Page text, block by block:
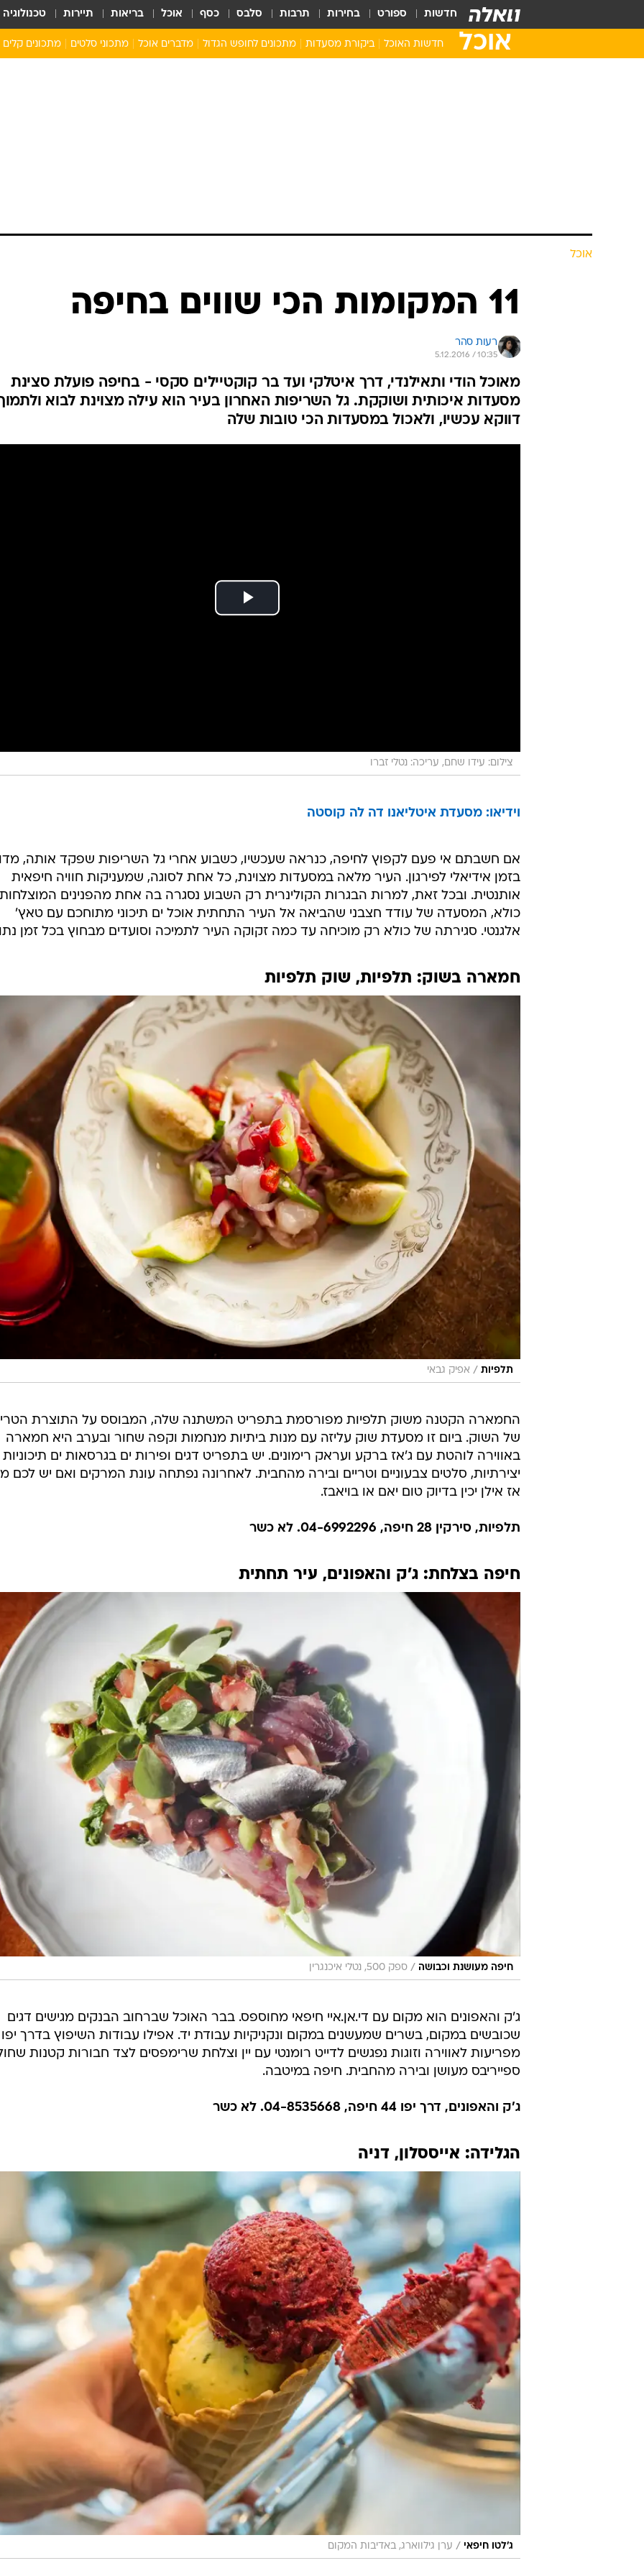
חדשות ספורט בחירות תרבות סלבס כסף אוכל בריאות תיירות טכנולוגיה
אוכל חדשות האוכל ביקורת מסעדות מתכונים לחופש הגדול מדברים אוכל מתכוני סלטים מתכונים קלים
אוכל
11 המקומות הכי שווים בחיפה
רעות סהר
5.12.2016 / 10:35
מאוכל הודי ותאילנדי, דרך איטלקי ועד בר קוקטיילים סקסי - בחיפה פועלת סצינת
מסעדות איכותית ושוקקת. גל השריפות האחרון בעיר הוא עילה מצוינת לבוא
דווקא עכשיו, ולאכול במסעדות הכי טובות שלה
צילום: עידו שחם, עריכה: נטלי זברו
וידיאו: מסעדת איטליאנו דה לה קוסטה
אם חשבתם אי פעם לקפוץ לחיפה, כנראה שעכשיו, כשבוע אחרי גל השריפות שפקד אותה,
בזמן אידיאלי לפירגון. העיר מלאה במסעדות מצוינת, כל אחת לסוגה, שמעניקות חוויה חיפאית
אותנטית. ובכל זאת, למרות הבגרות הקולינרית רק השבוע נסגרה בה אחת מהפנינים
כולא, המסעדה של עודד חצבני שהביאה אל העיר התחתית אוכל ים תיכוני מתוחכם עם טאץ'
אלגנטי. סגירתה של כולא רק מוכיחה עד כמה זקוקה העיר לתמיכה וסועדים מבחוץ בכל זמן
חמארה בשוק: תלפיות, שוק תלפיות
תלפיות / אפיק גבאי
החמארה הקטנה משוק תלפיות מפורסמת בתפריט המשתנה שלה, המבוסס על התוצרת
של השוק. ביום זו מסעדת שוק עליזה עם מנות ביתיות מנחמות וקפה שחור ובערב היא חמארה
באווירה לוהטת עם ג'אז ברקע ועראק רימונים. יש בתפריט דגים ופירות ים בגרסאות ים תיכוניות
יצירתיות, סלטים צבעוניים וטריים ובירה מהחבית. לאחרונה נפתחה עונת המרקים ואם יש לכם
אז אילן יכין בדיוק טום יאם או בויאבז.
תלפיות, סירקין 28 חיפה, 04-6992296. לא כשר
חיפה בצלחת: ג'ק והאפונים, עיר תחתית
חיפה מעושנת וכבושה / ספק 500, נטלי איכנגרין
ג'ק והאפונים הוא מקום עם די.אן.איי חיפאי מחוספס. בבר האוכל שברחוב הבנקים מגישים דגים
שכובשים במקום, בשרים שמעשנים במקום ונקניקיות עבודת יד. אפילו עבודות השיפוץ בדרך
מפריעות לאווירה וזוגות נפגשים לדייט רומנטי עם יין וצלחת שרימפסים לצד חבורות קטנות
ספייריבס מעושן ובירה מהחבית. חיפה במיטבה.
ג'ק והאפונים, דרך יפו 44 חיפה, 04-8535668. לא כשר
הגלידה: אייססלון, דניה
ג'לטו חיפאי / ערן גילווארג, באדיבות המקום